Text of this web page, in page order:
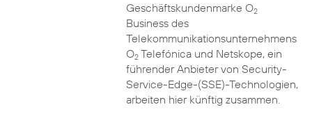
Geschäftskundenmarke O2
Business des
Telekommunikationsunternehmens
O2Telefónica und Netskope, ein
führender Anbieter von Security-
Service-Edge-(SSE)-Technologien,
arbeiten hier künftig zusammen.